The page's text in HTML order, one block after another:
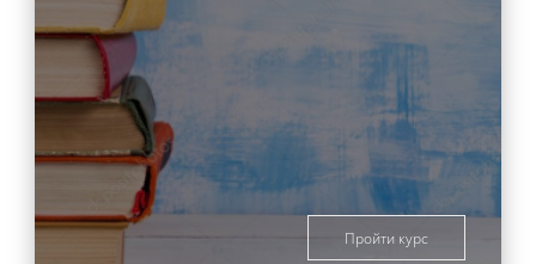
Пройти курс